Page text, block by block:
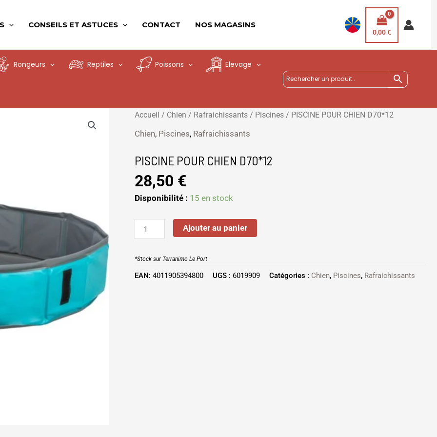
CONSEILS ET ASTUCES CONTACT NOS MAGASINS
0,00€
Rongeurs Reptiles Poissons Elevage
Accueil / Chien / Rafraichissants / Piscines / PISCINE POUR CHIEN D70*12
Chien, Piscines, Rafraichissants
PISCINE POUR CHIEN D70*12
28,50 €
Disponibilité : 15 en stock
quantité
de
POUR
D70*12
Ajouter au panier
*Stock sur Terranimo Le Port
EAN: 4011905394800 UGS : 6019909 Catégories : Chien, Piscines, Rafraichissants